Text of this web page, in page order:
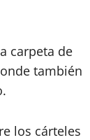
carpeta de
también
los cárteles